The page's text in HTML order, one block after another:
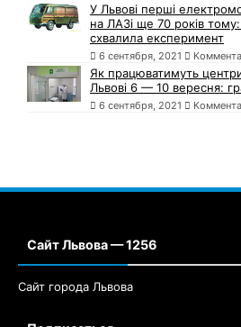
У Львові перші
на ЛАЗі ще 70 років
схвалила експеримент
6 сентября, 2021
Як працюватимуть
Львові 6 — 10 вересня:
6 сентября, 2021
Сайт Львова — 1256
Сайт города Львова